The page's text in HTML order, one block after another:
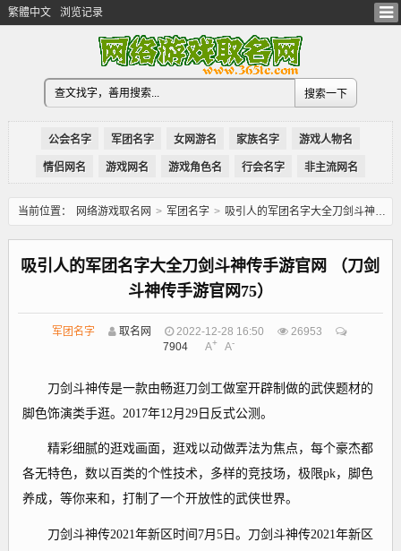
繁體中文 浏览记录
公会名字 军团名字 女网游名 家族名字 游戏人物名
情侣网名 游戏网名 游戏角色名 行会名字 非主流网名
当前位置： 网络游戏取名网 > 军团名字 > 吸引人的军团名字大全刀剑斗神传手游官网 （刀剑斗神传手游官网75）
吸引人的军团名字大全刀剑斗神传手游官网 （刀剑
斗神传手游官网75）
军团名字 取名网 2022-12-28 16:50
26953
7904
A+ A-
刀剑斗神传是一款由畅逛刀剑工做室开辟制做的武侠题材的
脚色饰演类手逛。2017年12月29日反式公测。
精彩细腻的逛戏画面，逛戏以动做弄法为焦点，每个豪杰都
各无特色，数以百类的个性技术，多样的竞技场，极限pk，脚色
养成，等你来和，打制了一个开放性的武侠世界。
刀剑斗神传2021年新区时间7月5日。刀剑斗神传2021年新区